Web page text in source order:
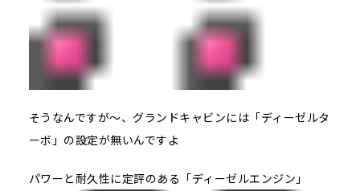
そうなんですが～、グランドキャビンには「ディーゼルタ
ーボ」の設定が無いんですよ
パワーと耐久性に定評のある「ディーゼルエンジン」